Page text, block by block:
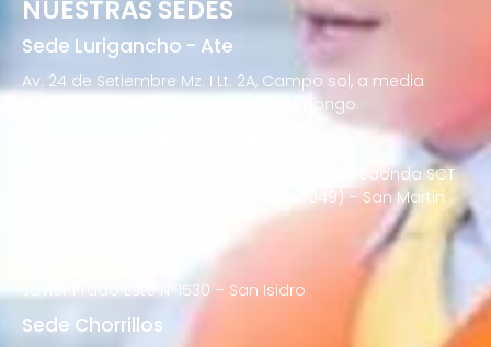
NUESTRAS SEDES
Sede Lurigancho - Ate
Av. 24 de Setiembre Mz. I Lt. 2A, Campo sol, a media
cuadra del Paradero Cabana, Carapongo.
Av. Francisco Bolognesi Nro. 101 Urb. Mesa Redonda SCT
02 (Esquina con Av. Gerardo Unger 7049) – San Martin
Javier Prado Este N°1530 – San Isidro
Sede Chorrillos